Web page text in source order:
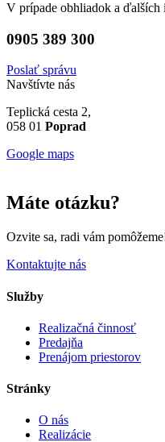
V prípade obhliadok a
0905 389 300
Poslať správu
Navštívte nás
Teplická cesta 2,
058 01 Poprad
Google maps
Máte otázku?
Ozvite sa, radi vám
Kontaktujte nás
Služby
Realizačná činnosť
Predajňa
Prenájom priestorov
Stránky
O nás
Realizácie